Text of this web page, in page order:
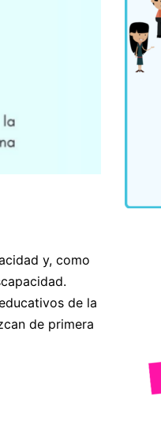
y, como
de la
de primera